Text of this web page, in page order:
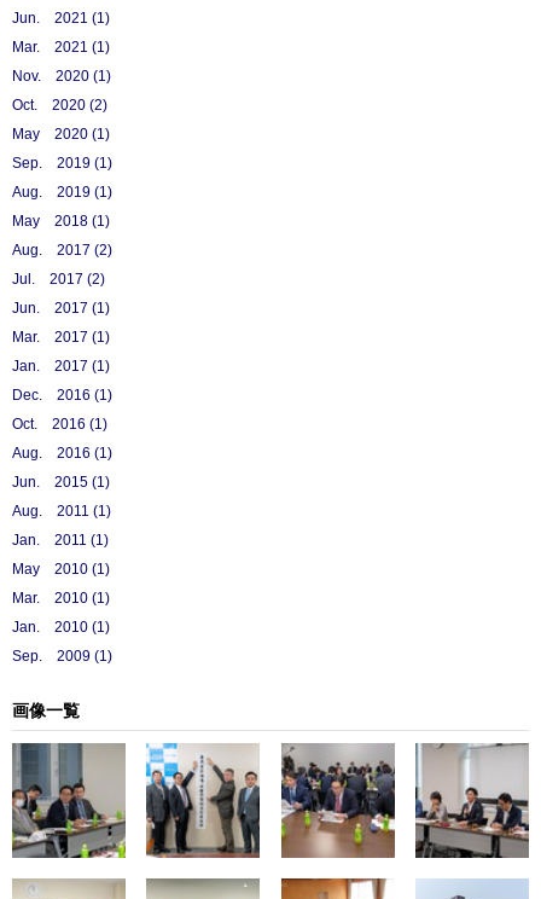
Jun. 2021 (1)
Mar. 2021 (1)
Nov. 2020 (1)
Oct. 2020 (2)
May 2020 (1)
Sep. 2019 (1)
Aug. 2019 (1)
May 2018 (1)
Aug. 2017 (2)
Jul. 2017 (2)
Jun. 2017 (1)
Mar. 2017 (1)
Jan. 2017 (1)
Dec. 2016 (1)
Oct. 2016 (1)
Aug. 2016 (1)
Jun. 2015 (1)
Aug. 2011 (1)
Jan. 2011 (1)
May 2010 (1)
Mar. 2010 (1)
Jan. 2010 (1)
Sep. 2009 (1)
画像一覧